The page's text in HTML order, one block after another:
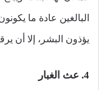
البالغين عادة ما
يؤذون البشر، إلا أن
4. عث الغبار